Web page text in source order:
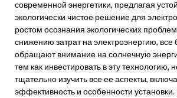
современной энергетики, предлагая
экологически чистое решение для
ростом осознания экологических
снижению затрат на электроэнергию,
обращают внимание на солнечную
тем как инвестировать в эту технологию,
тщательно изучить все ее аспекты,
эффективность и особенности